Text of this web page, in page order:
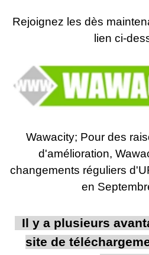
Rejoignez les dès
lien ci-
Wawacity; Pour des
d'amélioration,
changements réguliers
en
Il y a plusieurs
site de